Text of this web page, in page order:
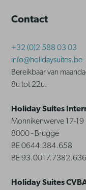
Contact
+32 (0)2 588 03 03
info@holidaysuites.be
Bereikbaar van
8u tot 22u.
Holiday Suites
Monnikenwerve 17-19
8000 - Brugge
BE 0644.384.658
BE
Holiday Suites